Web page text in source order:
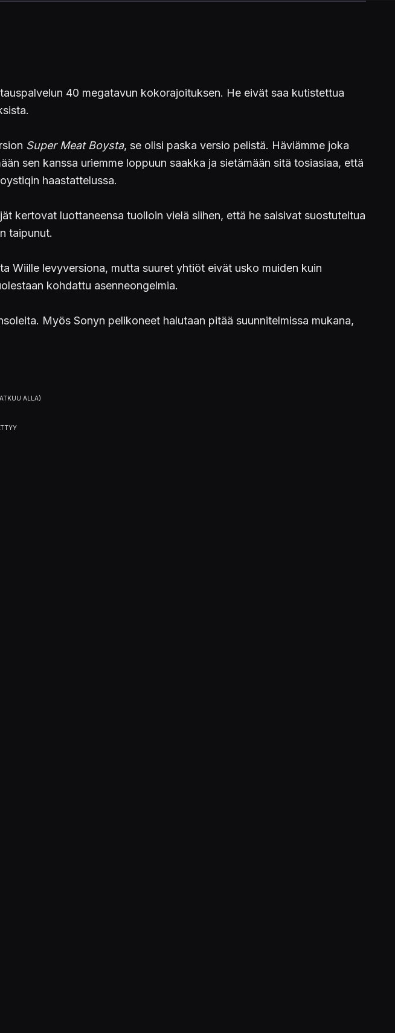
40 megatavun kokorajoituksen. He eivät saa kutistettua
Super Meat Boysta, se olisi paska versio pelistä. Häviämme joka
sen kanssa uriemme loppuun saakka ja sietämään sitä tosiasiaa, että
haastattelussa.
kertovat luottaneensa tuolloin vielä siihen, että he saisivat suostuteltua
taipunut.
Wiille levyversiona, mutta suuret yhtiöt eivät usko muiden kuin
kohdattu asenneongelmia.
Myös Sonyn pelikoneet halutaan pitää suunnitelmissa mukana,